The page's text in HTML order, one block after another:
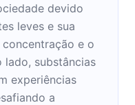
devido
leves e sua
e o
substâncias
experiências
a